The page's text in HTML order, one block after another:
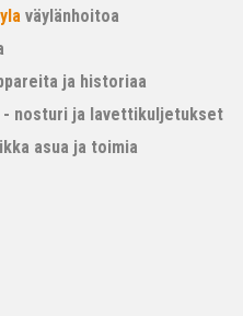
väylänhoitoa
ja historiaa
- nosturi ja lavettikuljetukset
asua ja toimia